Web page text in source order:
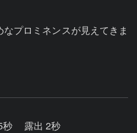
プロミネンスが見えてきま
秒
露出 2秒